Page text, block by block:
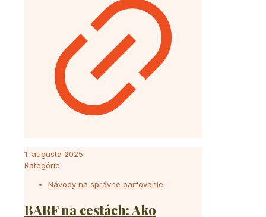
1. augusta 2025
Kategórie
Návody na správne barfovanie
BARF na cestách: Ako